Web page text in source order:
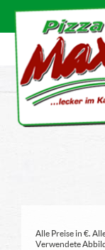
Alle Preise in €.
Verwendete